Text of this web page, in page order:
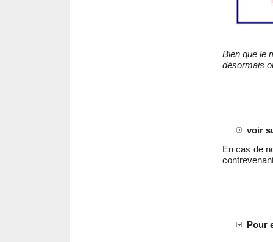
Bien que le
désormais
voir
En cas de
Pour